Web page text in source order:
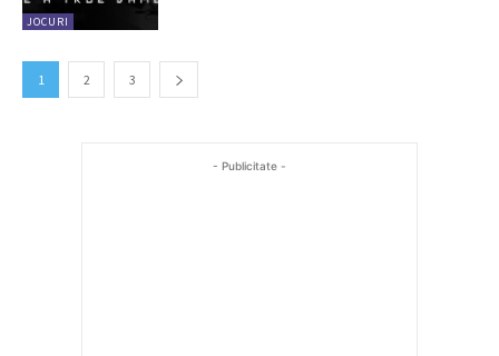
JOCURI
1 2 3
- Publicitate -